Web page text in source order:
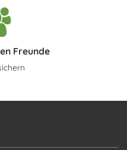
Freunde